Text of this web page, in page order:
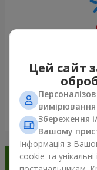
Цей сайт
вимірювання
Збереження
Вашому
Інформація з
cookie та